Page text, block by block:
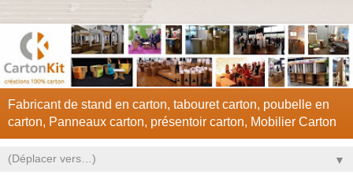
Fabricant de stand en carton, tabouret carton, poubelle en
carton, Panneaux carton, présentoir carton, Mobilier Carton
▼